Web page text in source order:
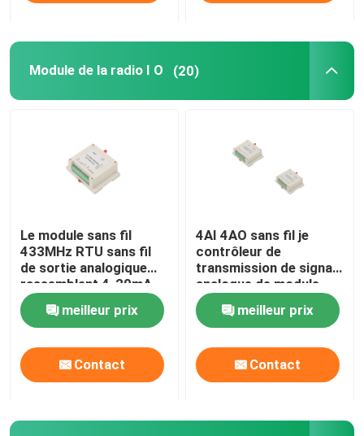
Module de la radio I O (20)
Le module sans fil
433MHz RTU sans fil
de sortie analogique
rassemblent 4-20mA,
0-5V, le signal 0-10V
meilleur prix
Contact
4AI 4AO sans fil je
contrôleur de
transmission de signal
analogue de module
d'O
meilleur prix
Contact